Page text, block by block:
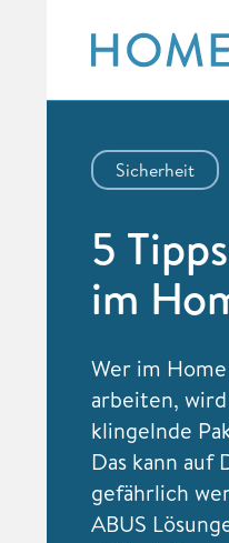
content
Sicherheit
5
im
Wer im
arbeiten,
klingelnde
Das kann auf
gefährlich
ABUS